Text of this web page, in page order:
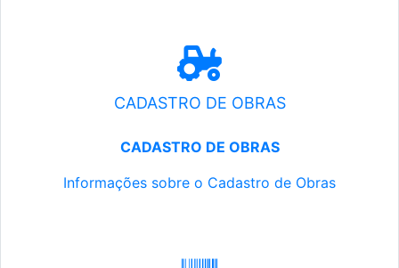
CADASTRO DE OBRAS
CADASTRO DE OBRAS
Informações sobre o Cadastro de Obras